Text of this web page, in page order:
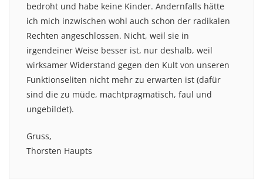
bedroht und habe keine Kinder. Andernfalls hätte
ich mich inzwischen wohl auch schon der radikalen
Rechten angeschlossen. Nicht, weil sie in
irgendeiner Weise besser ist, nur deshalb, weil
wirksamer Widerstand gegen den Kult von unseren
Funktionseliten nicht mehr zu erwarten ist (dafür
sind die zu müde, machtpragmatisch, faul und
ungebildet).
Gruss,
Thorsten Haupts